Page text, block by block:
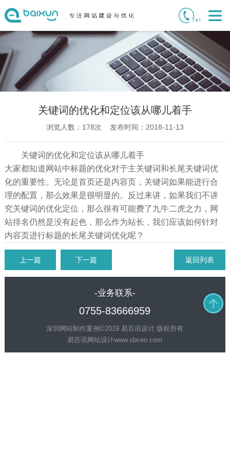
关键词的优化和定位该从哪儿着手
浏览人数： 178次 发布时间：2018-11-13
关键词的优化和定位该从哪儿着手
大家都知道网站中标题的优化对于主关键词和长尾关键词优
化的重要性。无论是首页还是内容页，关键词如果能进行合
理的配置，那么效果是很明显的。反过来讲，如果我们不讲
究关键词的优化定位，那么很有可能费了九牛二虎之力，网
站排名仍然是没有起色，那么作为站长，我们应该如何针对
内容页进行标题的长尾关键词优化呢？
上一篇 下一篇 返回列表
-业务联系-
0755-83666959
深圳网站制作案例©2019 易百讯设计 版权所有
易百讯网站设计www.xbceo.com